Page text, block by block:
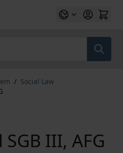
/ Social Law
III, AFG